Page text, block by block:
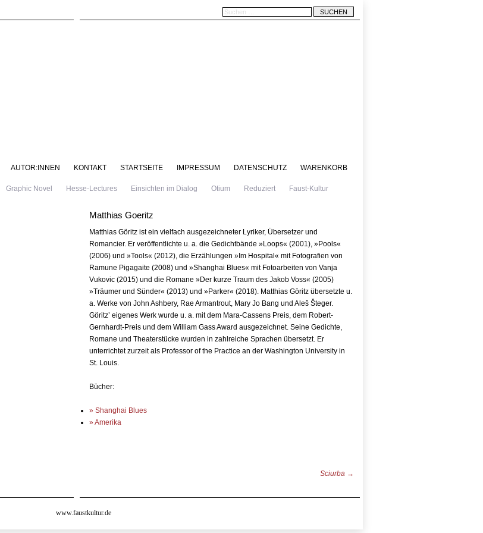
Graphic Novel Hesse-Lectures Einsichten im Dialog Otium Reduziert Faust-Kultur
AUTOR:INNEN KONTAKT STARTSEITE IMPRESSUM DATENSCHUTZ WARENKORB
Matthias Goeritz
Matthias Göritz ist ein vielfach ausgezeichneter Lyriker, Übersetzer und
Romancier. Er veröffentlichte u. a. die Gedichtbände »Loops« (2001), »Pools«
(2006) und »Tools« (2012), die Erzählungen »Im Hospital« mit Fotografien von
Ramune Pigagaite (2008) und »Shanghai Blues« mit Fotoarbeiten von Vanja
Vukovic (2015) und die Romane »Der kurze Traum des Jakob Voss« (2005)
»Träumer und Sünder« (2013) und »Parker« (2018). Matthias Göritz übersetzte u.
a. Werke von John Ashbery, Rae Armantrout, Mary Jo Bang und Aleš Šteger.
Göritz’ eigenes Werk wurde u. a. mit dem Mara-Cassens Preis, dem Robert-
Gernhardt-Preis und dem William Gass Award ausgezeichnet. Seine Gedichte,
Romane und Theaterstücke wurden in zahlreiche Sprachen übersetzt. Er
unterrichtet zurzeit als Professor of the Practice an der Washington University in
St. Louis.
Bücher:
» Shanghai Blues
» Amerika
Sciurba →
www.faustkultur.de